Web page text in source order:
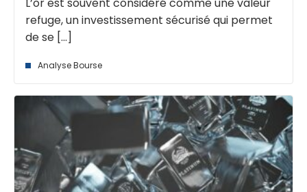
refuge, un investissement sécurisé qui permet
de se [...]
Analyse Bourse